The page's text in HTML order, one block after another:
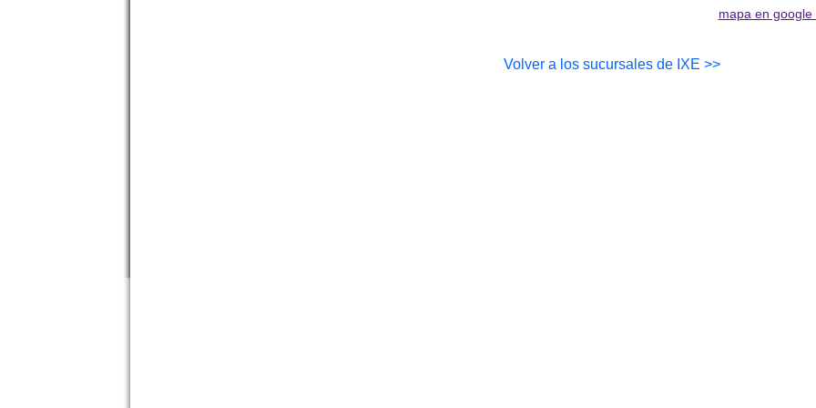
mapa en google
Volver a los sucursales de IXE >>